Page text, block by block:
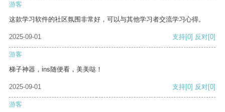
游客
这款学习软件的社区氛围非常好，可以与其他学习者交流学习心得。
2025-09-01 支持[0] 反对[0]
游客
梯子神器，ins随便看，美美哒！
2025-09-01 支持[0] 反对[0]
游客